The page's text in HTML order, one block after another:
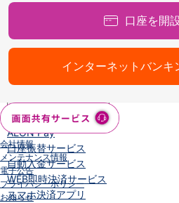
イオン銀行アプリ
イオン銀行PayB
イオングループアプリ
AEON Pay
支払・入金・サービス
支払・入金TOP
AEON Pay
口座振替サービス
自動入金サービス
WEB即時決済サービス
スマホ決済アプリ
口座を開
インターネットバンキ
会社情報
メンテナンス情報
電子公告
プライバシーポリシー
お知らせ